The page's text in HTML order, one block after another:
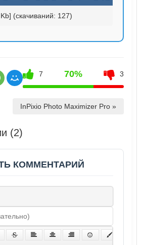
(cкачиваний: 127)
7 70% 3
InPixio Photo Maximizer Pro »
(2)
КОММЕНТАРИЙ